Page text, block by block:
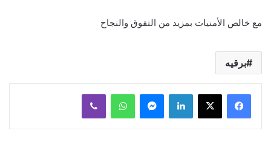
مع خالص الأمنيات بمزيد من التفوق والنجاح
برقيه
لينكدإن ماسنجر واتساب ڤايبر